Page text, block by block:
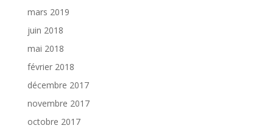
mars 2019
juin 2018
mai 2018
février 2018
décembre 2017
novembre 2017
octobre 2017